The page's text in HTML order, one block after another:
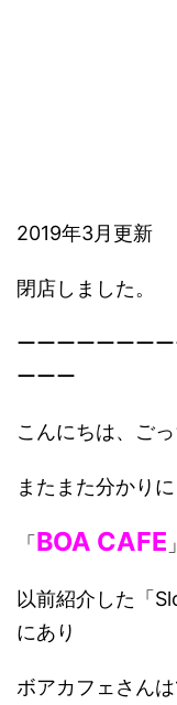
2019年3月更新
閉店しました。
ーーーーーーー
ーーー
こんにちは、ごっ
またまた分かり
「 BOA CAFE
以前紹介した「
にあり
ボアカフェさんは